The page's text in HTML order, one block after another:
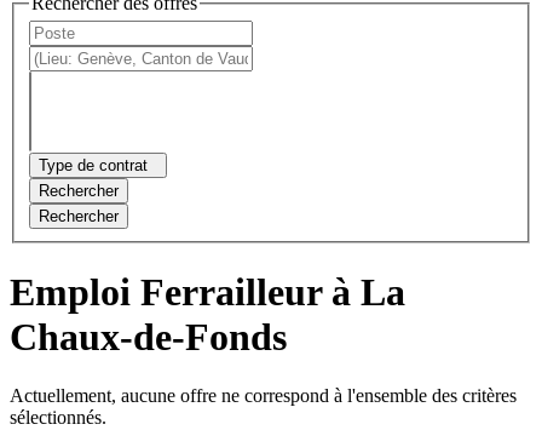
Type de contrat
Rechercher
Rechercher
Emploi Ferrailleur à La
Chaux-de-Fonds
Actuellement, aucune offre ne correspond à l'ensemble des critères
sélectionnés.